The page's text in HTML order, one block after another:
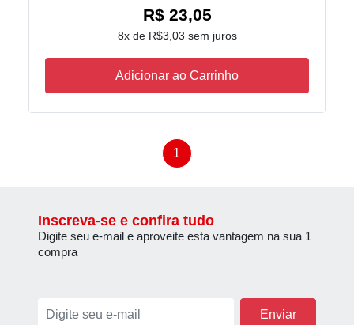
R$ 23,05
8x de R$3,03 sem juros
Adicionar ao Carrinho
1
Inscreva-se e confira tudo
Digite seu e-mail e aproveite esta vantagem na sua 1
compra